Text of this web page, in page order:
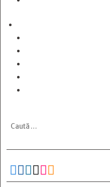
     